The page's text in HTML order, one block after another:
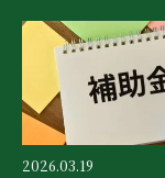
2026.03.19